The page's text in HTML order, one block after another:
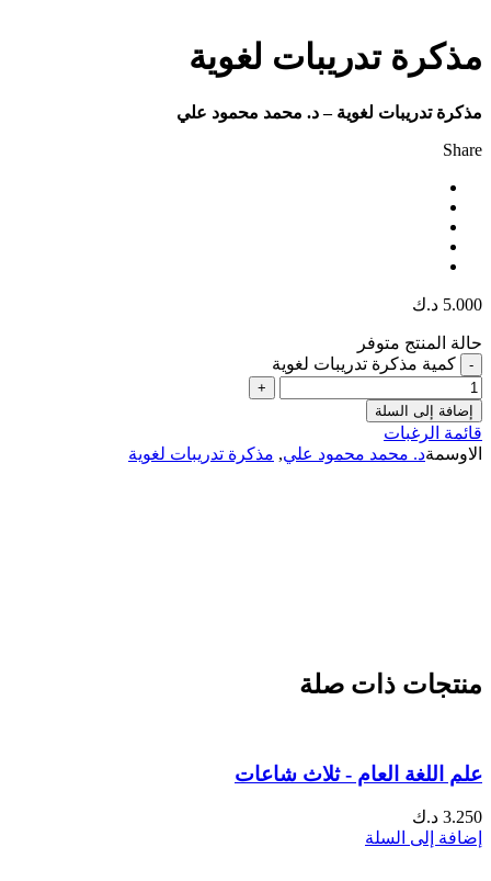
مذكرة تدريبات لغوية
مذكرة تدريبات لغوية – د. محمد محمود علي
Share
5.000 د.ك
حالة المنتج متوفر
كمية مذكرة تدريبات لغوية
إضافة إلى السلة
قائمة الرغبات
الاوسمةد. محمد محمود علي, مذكرة تدريبات لغوية
منتجات ذات صلة
علم اللغة العام - ثلاث شاعات
3.250 د.ك
إضافة إلى السلة